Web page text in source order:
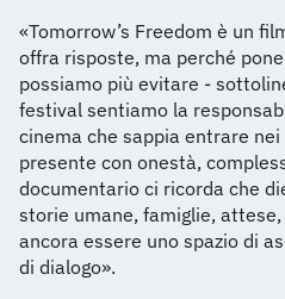
«Tomorrow’s Freedom è un
offra risposte, ma perché
possiamo più evitare -
festival sentiamo la
cinema che sappia entrare
presente con onestà,
documentario ci ricorda che
storie umane, famiglie,
ancora essere uno spazio di
di dialogo».